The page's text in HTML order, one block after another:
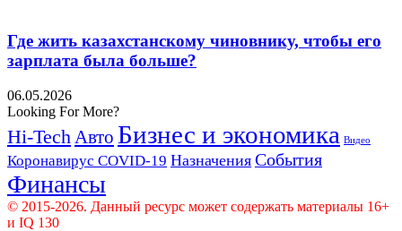
Где жить казахстанскому чиновнику, чтобы его
зарплата была больше?
06.05.2026
Looking For More?
Hi-Tech Авто Бизнес и экономика Видео
Коронавирус COVID-19 Назначения События
Финансы
© 2015-2026. Данный ресурс может содержать материалы 16+
и IQ 130